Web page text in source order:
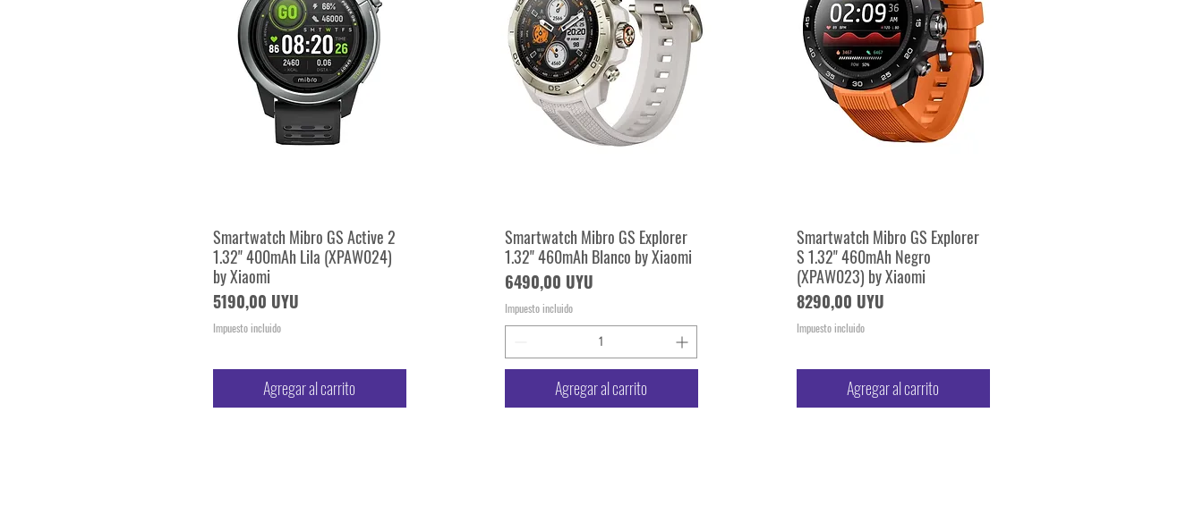
Vista rápida
Smartwatch Mibro GS Active 2
1.32" 400mAh Lila (XPAW024)
by Xiaomi
Precio
5190,00 UYU
Impuesto incluido
Agregar al carrito
Vista rápida
Smartwatch Mibro GS Explorer
1.32" 460mAh Blanco by Xiaomi
Precio
6490,00 UYU
Impuesto incluido
Agregar al carrito
Vista rápida
Smartwatch Mibro GS Explorer
S 1.32" 460mAh Negro
(XPAW023) by Xiaomi
Precio
8290,00 UYU
Impuesto incluido
Agregar al carrito